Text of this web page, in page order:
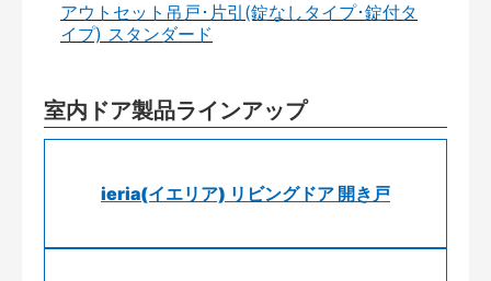
アウトセット吊戸･片引(錠なしタイプ･錠付タ
イプ) スタンダード
室内ドア製品ラインアップ
ieria(イエリア) リビングドア 開き戸